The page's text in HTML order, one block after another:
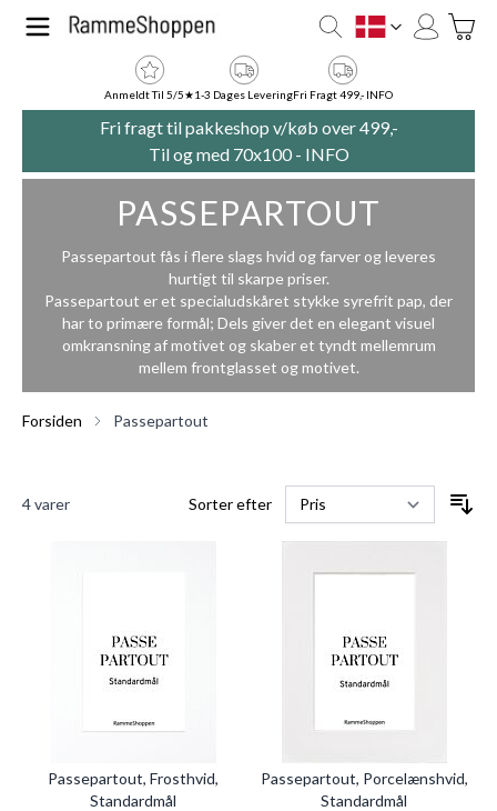
Skip to Content
DK
Anmeldt Til 5/5★1-3 Dages LeveringFri Fragt 499,- INFO
Fri fragt til pakkeshop v/køb over 499,-
Til og med 70x100 - INFO
PASSEPARTOUT
Passepartout fås i flere slags hvid og farver og leveres
hurtigt til skarpe priser.
Passepartout er et specialudskåret stykke syrefrit pap, der
har to primære formål; Dels giver det en elegant visuel
omkransning af motivet og skaber et tyndt mellemrum
mellem frontglasset og motivet.
Forsiden Passepartout
4varer Sorter efter
Passepartout, Frosthvid,
Standardmål
Passepartout, Porcelænshvid,
Standardmål